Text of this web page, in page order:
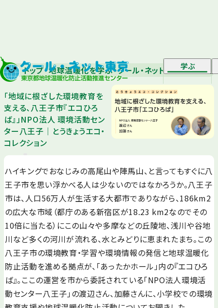
学ぶ
トップ 地球温暖化を学ぶ クール・ネット マガジン 「
「地域に根ざした環境教育を
支える、八王子市『エコひろ
ば』」NPO法人 環境活動セン
ター八王子｜とうきょうエコ・
コレクション
ハイキングでおなじみの高尾山や陣馬山、と言ってもすぐに八
王子市を思い浮かべる人は少ないのではなかろうか。八王子
市は、人口56万人が生活する大都市でありながら、186km2
の広大な市域（都庁のある新宿区が18.23 km2なのでその
10倍に当たる）にこの山々や多摩などの丘陵地、浅川や谷地
川など多くの河川が流れる、水とみどりに恵まれたまち。この
八王子市の環境教育・学習や環境情報の発信と地球温暖化
防止活動を進める拠点が、「あったかホール」内の『エコひろ
ば』。ここの運営を市から委託されている「NPO法人環境活
動センター八王子」の渡辺さん、加藤さんに、小学校での環境